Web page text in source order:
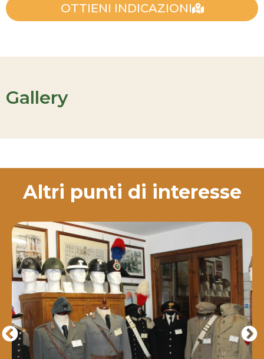
OTTIENI INDICAZIONI
Gallery
Altri punti di interesse